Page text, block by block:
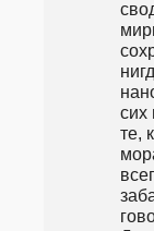
сих
те,